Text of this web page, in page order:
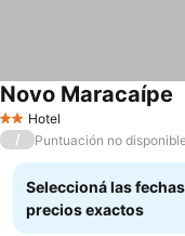
2 Estrellas
Hotel
Novo Maracaípe
/ Puntuación no
Seleccioná las
precios exactos